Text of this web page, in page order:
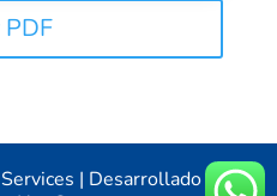
| Desarrollado y